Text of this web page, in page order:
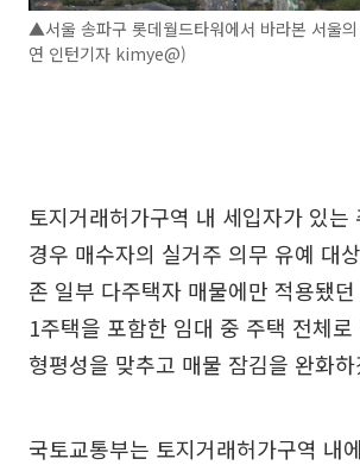
▲서울 송파구 롯데월드타워에서 바라본 서울
연 인턴기자 kimye@)
토지거래허가구역 내 세입자가 있는
경우 매수자의 실거주 의무 유예 대
존 일부 다주택자 매물에만 적용됐
1주택을 포함한 임대 중 주택 전체
형평성을 맞추고 매물 잠김을 완화
국토교통부는 토지거래허가구역 내